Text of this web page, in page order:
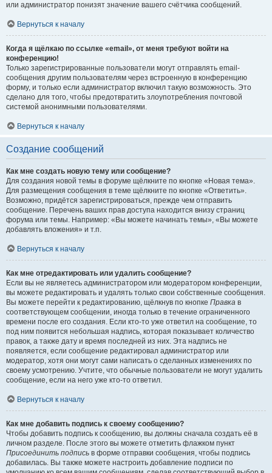
или администратор понизят значение вашего счётчика сообщений.
Вернуться к началу
Когда я щёлкаю по ссылке «email», от меня требуют войти на
конференцию!
Только зарегистрированные пользователи могут отправлять email-
сообщения другим пользователям через встроенную в конференцию
форму, и только если администратор включил такую возможность. Это
сделано для того, чтобы предотвратить злоупотребления почтовой
системой анонимными пользователями.
Вернуться к началу
Создание сообщений
Как мне создать новую тему или сообщение?
Для создания новой темы в форуме щёлкните по кнопке «Новая тема».
Для размещения сообщения в теме щёлкните по кнопке «Ответить».
Возможно, придётся зарегистрироваться, прежде чем отправить
сообщение. Перечень ваших прав доступа находится внизу страниц
форума или темы. Например: «Вы можете начинать темы», «Вы можете
добавлять вложения» и т.п.
Вернуться к началу
Как мне отредактировать или удалить сообщение?
Если вы не являетесь администратором или модератором конференции,
вы можете редактировать и удалять только свои собственные сообщения.
Вы можете перейти к редактированию, щёлкнув по кнопке Правка в
соответствующем сообщении, иногда только в течение ограниченного
времени после его создания. Если кто-то уже ответил на сообщение, то
под ним появится небольшая надпись, которая показывает количество
правок, а также дату и время последней из них. Эта надпись не
появляется, если сообщение редактировал администратор или
модератор, хотя они могут сами написать о сделанных изменениях по
своему усмотрению. Учтите, что обычные пользователи не могут удалить
сообщение, если на него уже кто-то ответил.
Вернуться к началу
Как мне добавить подпись к своему сообщению?
Чтобы добавить подпись к сообщению, вы должны сначала создать её в
личном разделе. После этого вы можете отметить флажком пункт
Присоединить подпись в форме отправки сообщения, чтобы подпись
добавилась. Вы также можете настроить добавление подписи по